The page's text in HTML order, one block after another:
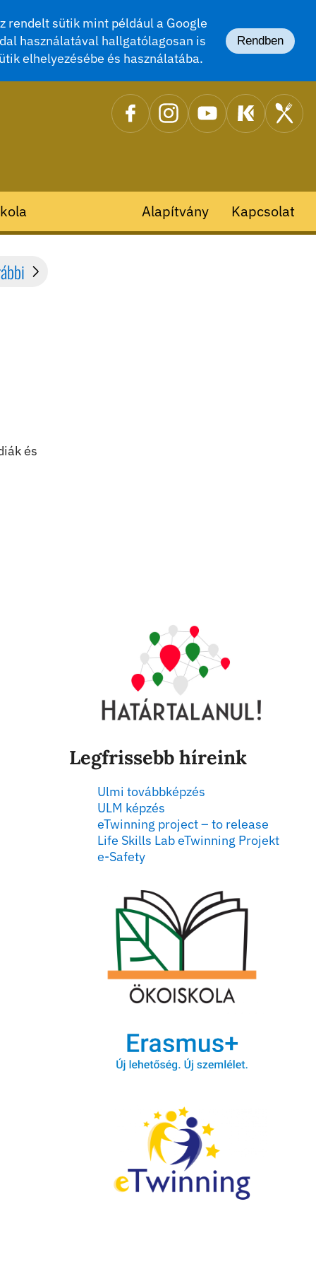
rendelt sütik mint például a Google
használatával hallgatólagosan is
elhelyezésébe és használatába.
Rendben
Alapítvány Kapcsolat
és
Legfrissebb híreink
Ulmi továbbképzés
ULM képzés
eTwinning project – to release
Life Skills Lab eTwinning Projekt
e-Safety